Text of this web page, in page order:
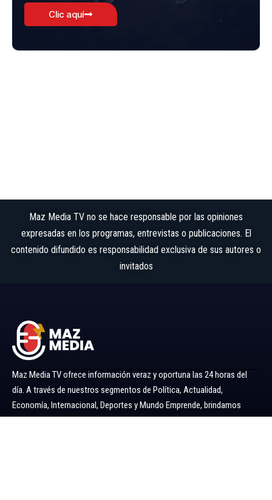
Clic aquí
Maz Media TV no se hace responsable por las opiniones
expresadas en los programas, entrevistas o publicaciones. El
contenido difundido es responsabilidad exclusiva de sus autores o
invitados
Maz Media TV ofrece información veraz y oportuna las 24 horas del
día. A través de nuestros segmentos de Política, Actualidad,
Economía, Internacional, Deportes y Mundo Emprende, brindamos
noticias y análisis confiables para mantenerlo siempre informado.